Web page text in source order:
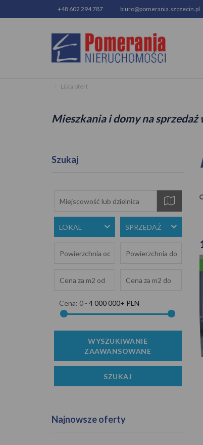
+48 602 294 787 biuro@pomerania.szczecin.pl
Lista ofert
Mieszkania i domy na sprzedaż
Szukaj
LOKAL SPRZEDAŻ
Cena: 0 - 4 000 000+ PLN
Najnowsze oferty